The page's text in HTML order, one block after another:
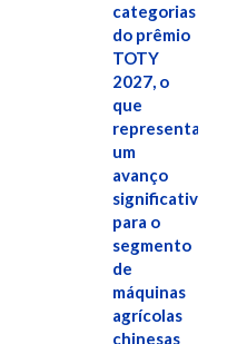
categorias
do prêmio
TOTY
2027, o
que
representa
um
avanço
significativo
para o
segmento
de
máquinas
agrícolas
chinesas